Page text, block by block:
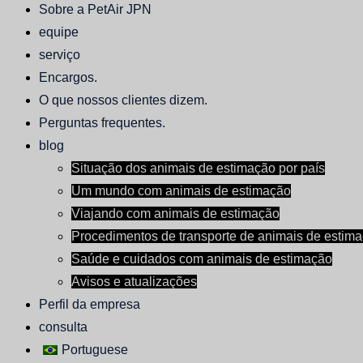
Sobre a PetAir JPN
equipe
serviço
Encargos.
O que nossos clientes dizem.
Perguntas frequentes.
blog
Situação dos animais de estimação por país
Um mundo com animais de estimação
Viajando com animais de estimação
Procedimentos de transporte de animais de
Saúde e cuidados com animais de estimação
Avisos e atualizações
Perfil da empresa
consulta
Portuguese